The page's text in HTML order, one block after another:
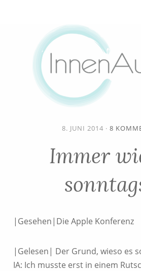
8. JUNI 2014 · 8
Immer
|Gesehen|Die Apple Konferenz
|Gelesen| Der Grund, wieso es
IA: Ich musste erst in einem